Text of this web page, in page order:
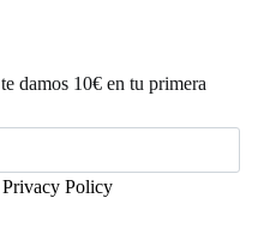
damos 10€ en tu primera
Privacy Policy